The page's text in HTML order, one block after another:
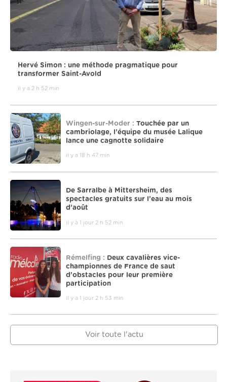
Hervé Simon : une méthode pragmatique pour
transformer Saint-Avold
il y a 2 h 52 min
Wingen-sur-Moder : Touchée par un
cambriolage, l’équipe du musée Lalique
lance une cagnotte solidaire
il y a 18 h 47 min
De Sarralbe à Mittersheim, des
spectacles gratuits sur l’eau au mois
d’août
il y a 1 jour 2 h 52 min
Rémelfing : Deux cavalières vice-
championnes de France de saut
d’obstacles pour leur première
participation
il y a 1 jour 2 h 53 min
Voir toute l'actu